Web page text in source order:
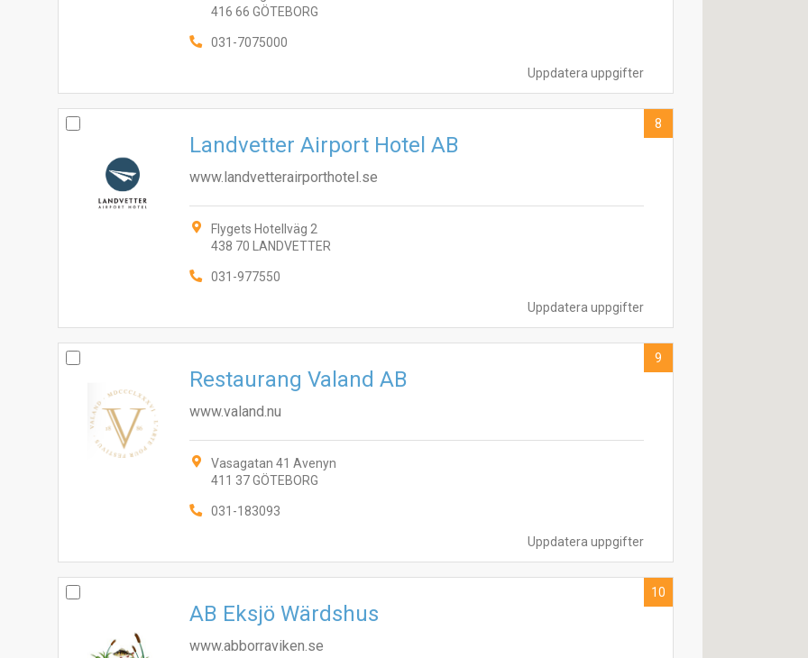
Uppdatera uppgifter
416 66 GÖTEBORG
031-7075000
Uppdatera uppgifter
Landvetter Airport Hotel AB
www.landvetterairporthotel.se
Flygets Hotellväg 2
438 70 LANDVETTER
031-977550
8
Uppdatera uppgifter
Restaurang Valand AB
www.valand.nu
Vasagatan 41 Avenyn
411 37 GÖTEBORG
031-183093
9
AB Eksjö Wärdshus
www.abborraviken.se
10